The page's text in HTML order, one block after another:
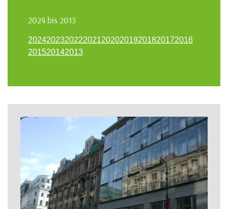
2024 bis 2013
202420232022202120202019201820172016
201520142013